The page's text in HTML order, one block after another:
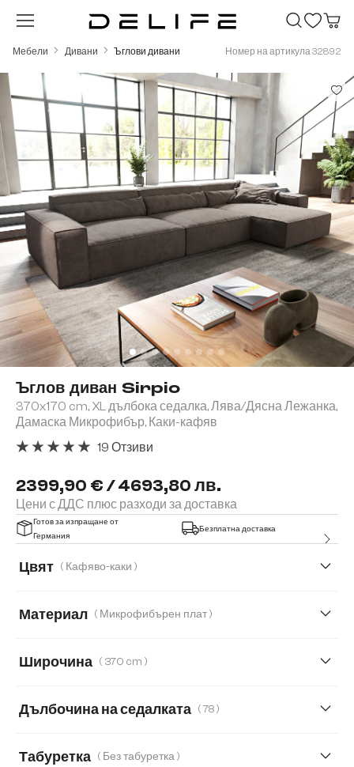
Преминете към основното съдържание
Мебели Дивани Ъглови дивани Номер на артикула 32892
Ъглов диван Sirpio
370x170 cm, XL дълбока седалка, Лява/Дясна Лежанка,
Дамаска Микрофибър, Каки-кафяв
2399,90 € / 4693,80 лв.
Цени с ДДС плюс разходи за доставка
19 Отзиви
Готов за изпращане от
Германия
Безплатна доставка
Цвят ( Кафяво-каки )
Материал ( Микрофибърен плат )
Плюшен кордурой
Широчина ( 370 cm )
Дълбочина на седалката ( 78 )
Табуретка ( Без табуретка )
Пропуснете галерия с изображения